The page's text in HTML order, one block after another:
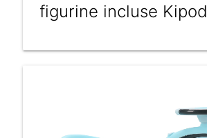
figurine incluse Kipod